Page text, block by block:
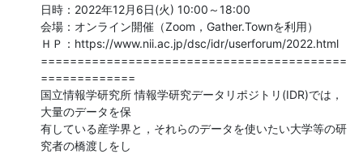
日時：2022年12月6日(火) 10:00～18:00
会場：オンライン開催（Zoom，Gather.Townを利用）
ＨＰ：https://www.nii.ac.jp/dsc/idr/userforum/2022.html
==========================================
=============
国立情報学研究所 情報学研究データリポジトリ(IDR)では，
大量のデータを保
有している産学界と，それらのデータを使いたい大学等の研
究者の橋渡しをし